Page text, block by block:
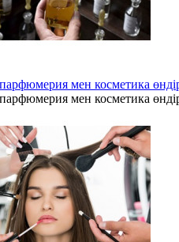
мен косметика
мен косметика